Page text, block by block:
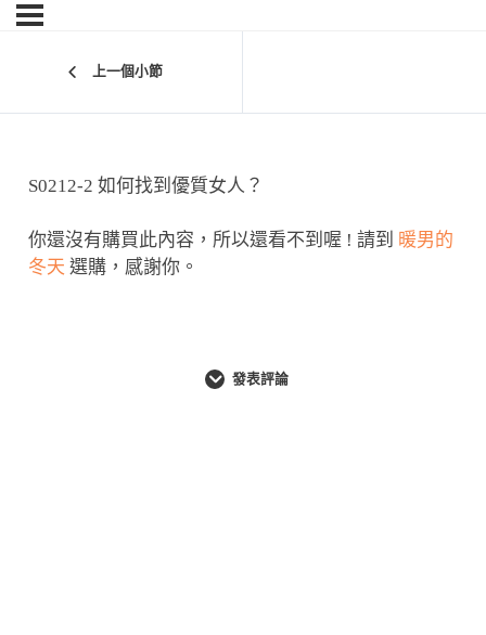
上一個小節
S0212-2 如何找到優質女人？
你還沒有購買此內容，所以還看不到喔 ! 請到 暖男的
冬天 選購，感謝你。
發表評論